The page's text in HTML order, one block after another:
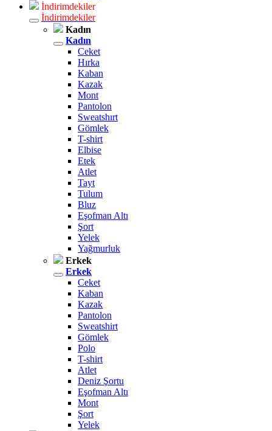
İndirimdekiler
İndirimdekiler
Kadın
Kadın
Ceket
Hırka
Kaban
Kazak
Mont
Pantolon
Sweatshırt
Gömlek
T-shirt
Elbise
Etek
Atlet
Tayt
Tulum
Bluz
Eşofman Altı
Şort
Yelek
Yağmurluk
Erkek
Erkek
Ceket
Kaban
Kazak
Pantolon
Sweatshirt
Gömlek
Polo
T-shirt
Atlet
Deniz Şortu
Eşofman Altı
Mont
Şort
Yelek